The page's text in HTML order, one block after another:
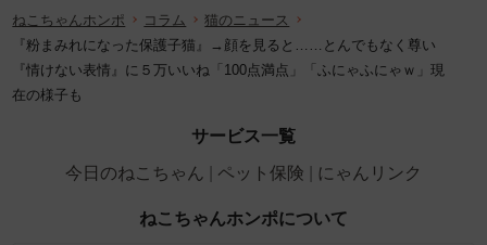
ねこちゃんホンポ コラム
猫のニュース
『粉まみれになった保護子猫』→顔を見ると……とんでもなく尊い
『情けない表情』に５万いいね「100点満点」「ふにゃふにゃｗ」現
在の様子も
サービス一覧
今日のねこちゃん
ペット保険 にゃんリンク
ねこちゃんホンポについて